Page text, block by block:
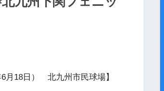
月18日） 北九州市民球場】